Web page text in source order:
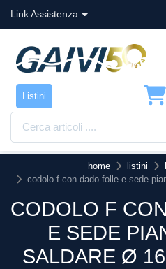
Link Assistenza
Listini
home listini
codolo f con dado folle e sede
CODOLO F
E SEDE
SALDARE Ø